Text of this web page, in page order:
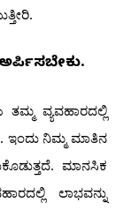
ವ್ಯವಹಾರದಲ್ಲಿ
ನಿಮ್ಮ ಮಾತಿನ
ಮಾನಸಿಕ
ಲಾಭವನ್ನು